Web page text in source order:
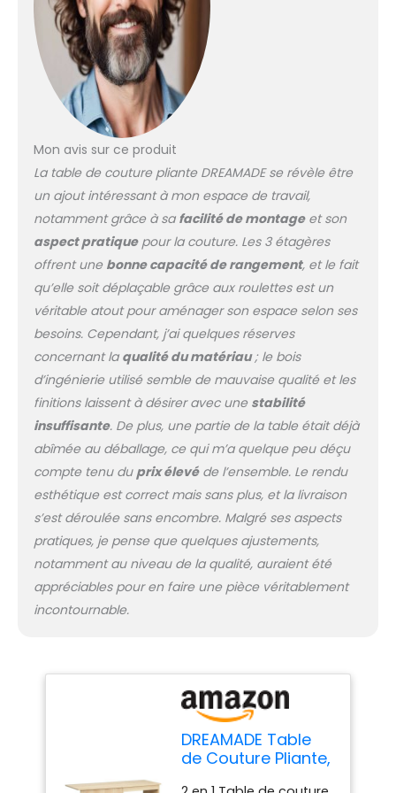
tailleurs, avec un
plateau généreux de
118,5 x 79 cm pour tous
vos besoins de coupe.
En outre, cette table
pliante peut être
Avec 6 roulettes à 360°,
vous pouvez la
déplacer facilement.
Grand espace de
étagères ouvertes vous
permettent de ranger
raisonnablement
diverses fournitures de
couture. Un grand
compartiment sous la
table est conçu pour
ranger la machine à
coudre. La rallonge de
la table élargit l'espace
d'utilisation et vous
permet de placer plus
d’objets dessus en
travaillant. Matériau en
bois de bonne
résistance — En bois
MDF de qualité
supérieure, la table
surface est recouverte
de peinture écologique,
ce qui est imperméable
et anti-corrosion. Les
charnières rendent la
Mon avis sur ce produit
La table de couture pliante DREAMADE se révèle être
un ajout intéressant à mon espace de travail,
notamment grâce à sa facilité de montageet son
aspect pratiquepour la couture. Les 3 étagères
offrent une bonne capacité de rangement, et le fait
qu’elle soit déplaçable grâce aux roulettes est un
véritable atout pour aménager son espace selon ses
besoins. Cependant, j’ai quelques réserves
concernant la qualité du matériau; le bois
d’ingénierie utilisé semble de mauvaise qualité et les
finitions laissent à désirer avec une stabilité
insuffisante. De plus, une partie de la table était déjà
abîmée au déballage, ce qui m’a quelque peu déçu
compte tenu du prix élevéde l’ensemble. Le rendu
esthétique est correct mais sans plus, et la livraison
s’est déroulée sans encombre. Malgré ses aspects
pratiques, je pense que quelques ajustements,
notamment au niveau de la qualité, auraient été
appréciables pour en faire une pièce véritablement
incontournable.
DREAMADE Table
de Couture Pliante,